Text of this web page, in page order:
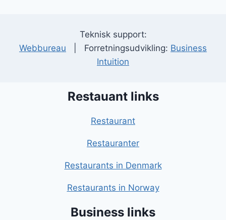
Teknisk support:
Webbureau | Forretningsudvikling: Business
Intuition
Restauant links
Restaurant
Restauranter
Restaurants in Denmark
Restaurants in Norway
Business links